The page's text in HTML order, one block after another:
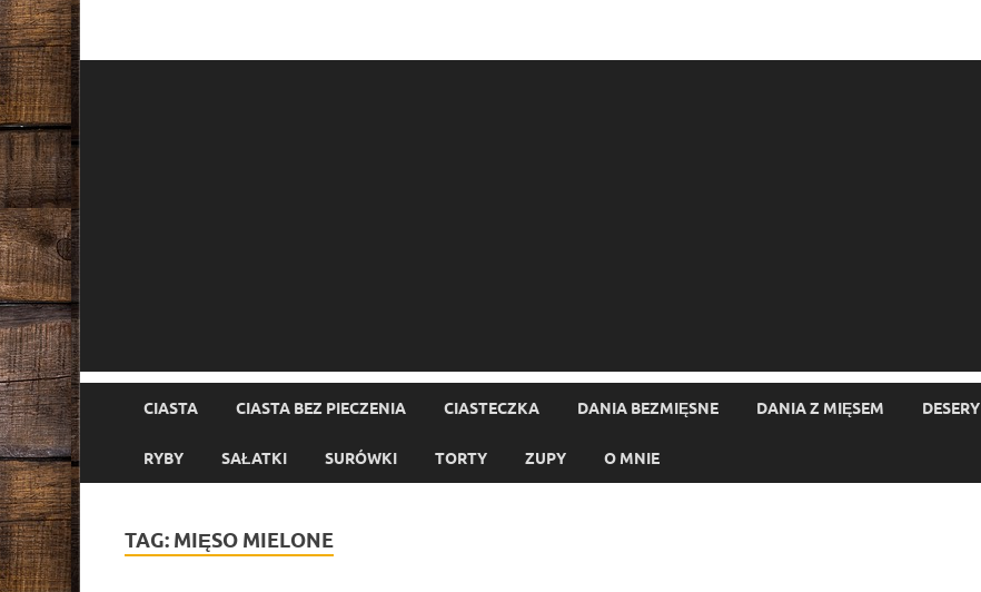
CIASTA CIASTA BEZ PIECZENIA CIASTECZKA DANIA BEZMIĘSNE DANIA Z MIĘSEM DESERY
RYBY SAŁATKI SURÓWKI TORTY ZUPY O MNIE
TAG: MIĘSO MIELONE